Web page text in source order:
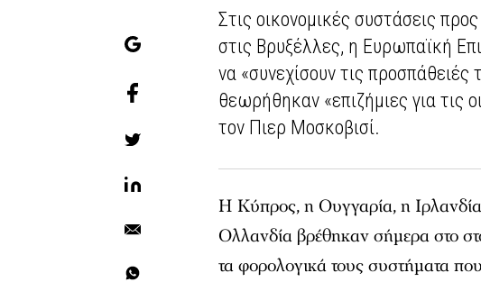
Στις οικονομικές συστάσεις
στις Βρυξέλλες, η Ευρωπαϊκή
να «συνεχίσουν τις
θεωρήθηκαν «επιζήμιες για τις
τον Πιερ Μοσκοβισί.
Η Κύπρος, η Ουγγαρία, η
Ολλανδία βρέθηκαν σήμερα στο
τα φορολογικά τους συστήματα